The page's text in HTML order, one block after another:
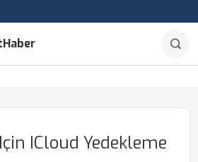
ICloud Yedekleme